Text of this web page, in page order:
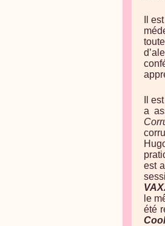
Il
Il
a
est
le
été